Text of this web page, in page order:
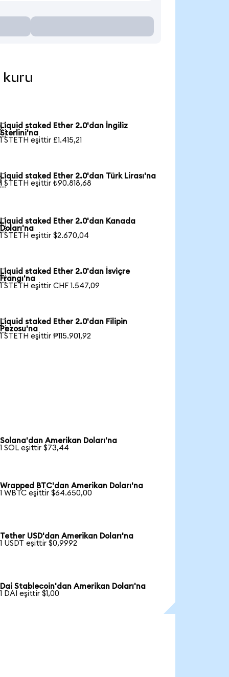
kuru
Liquid staked Ether 2.0'dan İngiliz
Sterlini'na
1 STETH eşittir £1.415,21
Liquid staked Ether 2.0'dan Türk Lirası'na
1 STETH eşittir ₺90.818,68
Liquid staked Ether 2.0'dan Kanada
Doları'na
1 STETH eşittir $2.670,04
Liquid staked Ether 2.0'dan İsviçre
Frangı'na
1 STETH eşittir CHF 1.547,09
Liquid staked Ether 2.0'dan Filipin
Pezosu'na
1 STETH eşittir ₱115.901,92
Solana'dan Amerikan Doları'na
1 SOL eşittir $73,44
Wrapped BTC'dan Amerikan Doları'na
1 WBTC eşittir $64.650,00
Tether USD'dan Amerikan Doları'na
1 USDT eşittir $0,9992
Dai Stablecoin'dan Amerikan Doları'na
1 DAI eşittir $1,00